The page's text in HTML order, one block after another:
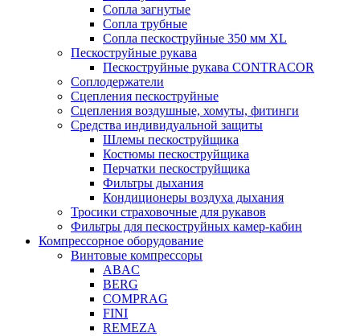
Сопла загнутые
Сопла трубные
Сопла пескоструйные 350 мм XL
Пескоструйные рукава
Пескоструйные рукава CONTRACOR
Соплодержатели
Сцепления пескоструйные
Сцепления воздушные, хомуты, фитинги
Средства индивидуальной защиты
Шлемы пескоструйщика
Костюмы пескоструйщика
Перчатки пескоструйщика
Фильтры дыхания
Кондиционеры воздуха дыхания
Тросики страховочные для рукавов
Фильтры для пескоструйных камер-кабин
Компрессорное оборудование
Винтовые компрессоры
ABAC
BERG
COMPRAG
FINI
REMEZA